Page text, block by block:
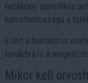
hatékony specifikus
kulcsfontosságú a
Ezért a hantavírus
továbbra is a
Mikor kell